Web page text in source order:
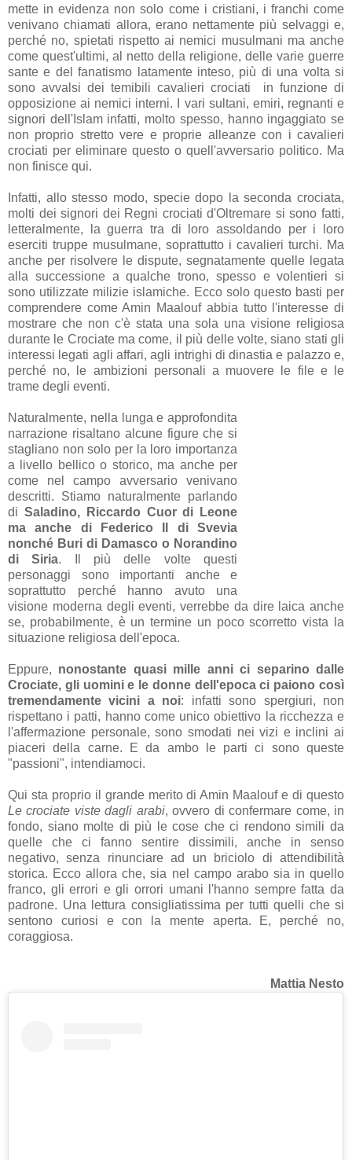
mette in evidenza non solo come i cristiani, i franchi come
venivano chiamati allora, erano nettamente più selvaggi e,
perché no, spietati rispetto ai nemici musulmani ma anche
come quest'ultimi, al netto della religione, delle varie guerre
sante e del fanatismo latamente inteso, più di una volta si
sono avvalsi dei temibili cavalieri crociati in funzione di
opposizione ai nemici interni. I vari sultani, emiri, regnanti e
signori dell'Islam infatti, molto spesso, hanno ingaggiato se
non proprio stretto vere e proprie alleanze con i cavalieri
crociati per eliminare questo o quell'avversario politico. Ma
non finisce qui.
Infatti, allo stesso modo, specie dopo la seconda crociata,
molti dei signori dei Regni crociati d'Oltremare si sono fatti,
letteralmente, la guerra tra di loro assoldando per i loro
eserciti truppe musulmane, soprattutto i cavalieri turchi. Ma
anche per risolvere le dispute, segnatamente quelle legata
alla successione a qualche trono, spesso e volentieri si
sono utilizzate milizie islamiche. Ecco solo questo basti per
comprendere come Amin Maalouf abbia tutto l'interesse di
mostrare che non c'è stata una sola una visione religiosa
durante le Crociate ma come, il più delle volte, siano stati gli
interessi legati agli affari, agli intrighi di dinastia e palazzo e,
perché no, le ambizioni personali a muovere le file e le
trame degli eventi.
Naturalmente, nella lunga e approfondita
narrazione risaltano alcune figure che si
stagliano non solo per la loro importanza
a livello bellico o storico, ma anche per
come nel campo avversario venivano
descritti. Stiamo naturalmente parlando
di Saladino, Riccardo Cuor di Leone
ma anche di Federico II di Svevia
nonché Buri di Damasco o Norandino
di Siria. Il più delle volte questi
personaggi sono importanti anche e
soprattutto perché hanno avuto una
visione moderna degli eventi, verrebbe da dire laica anche
se, probabilmente, è un termine un poco scorretto vista la
situazione religiosa dell'epoca.
Eppure, nonostante quasi mille anni ci separino dalle
Crociate, gli uomini e le donne dell'epoca ci paiono così
tremendamente vicini a noi: infatti sono spergiuri, non
rispettano i patti, hanno come unico obiettivo la ricchezza e
l'affermazione personale, sono smodati nei vizi e inclini ai
piaceri della carne. E da ambo le parti ci sono queste
"passioni", intendiamoci.
Qui sta proprio il grande merito di Amin Maalouf e di questo
Le crociate viste dagli arabi, ovvero di confermare come, in
fondo, siano molte di più le cose che ci rendono simili da
quelle che ci fanno sentire dissimili, anche in senso
negativo, senza rinunciare ad un briciolo di attendibilità
storica. Ecco allora che, sia nel campo arabo sia in quello
franco, gli errori e gli orrori umani l'hanno sempre fatta da
padrone. Una lettura consigliatissima per tutti quelli che si
sentono curiosi e con la mente aperta. E, perché no,
coraggiosa.
Mattia Nesto